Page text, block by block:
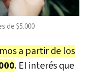
de $5.000
a partir de los
. El interés que